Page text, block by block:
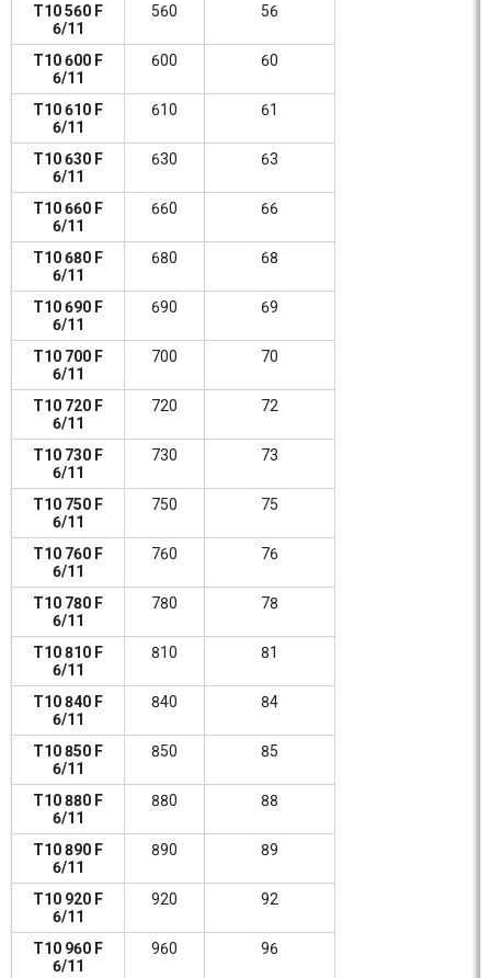
T10 560 F
6/11
560 56
T10 600 F
6/11
600 60
T10 610 F
6/11
610 61
T10 630 F
6/11
630 63
T10 660 F
6/11
660 66
T10 680 F
6/11
680 68
T10 690 F
6/11
690 69
T10 700 F
6/11
700 70
T10 720 F
6/11
720 72
T10 730 F
6/11
730 73
T10 750 F
6/11
750 75
T10 760 F
6/11
760 76
T10 780 F
6/11
780 78
T10 810 F
6/11
810 81
T10 840 F
6/11
840 84
T10 850 F
6/11
850 85
T10 880 F
6/11
880 88
T10 890 F
6/11
890 89
T10 920 F
6/11
920 92
T10 960 F
6/11
960 96